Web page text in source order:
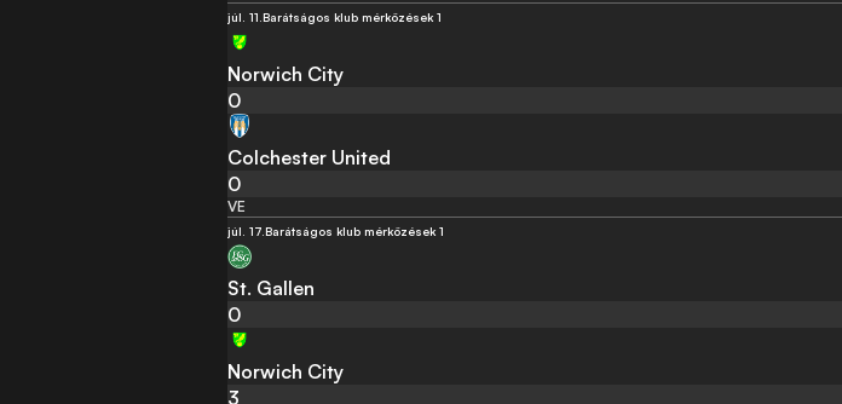
júl. 11.Barátságos klub mérközések 1
Norwich City
0
Colchester United
0
VE
júl. 17.Barátságos klub mérközések 1
St. Gallen
0
Norwich City
3